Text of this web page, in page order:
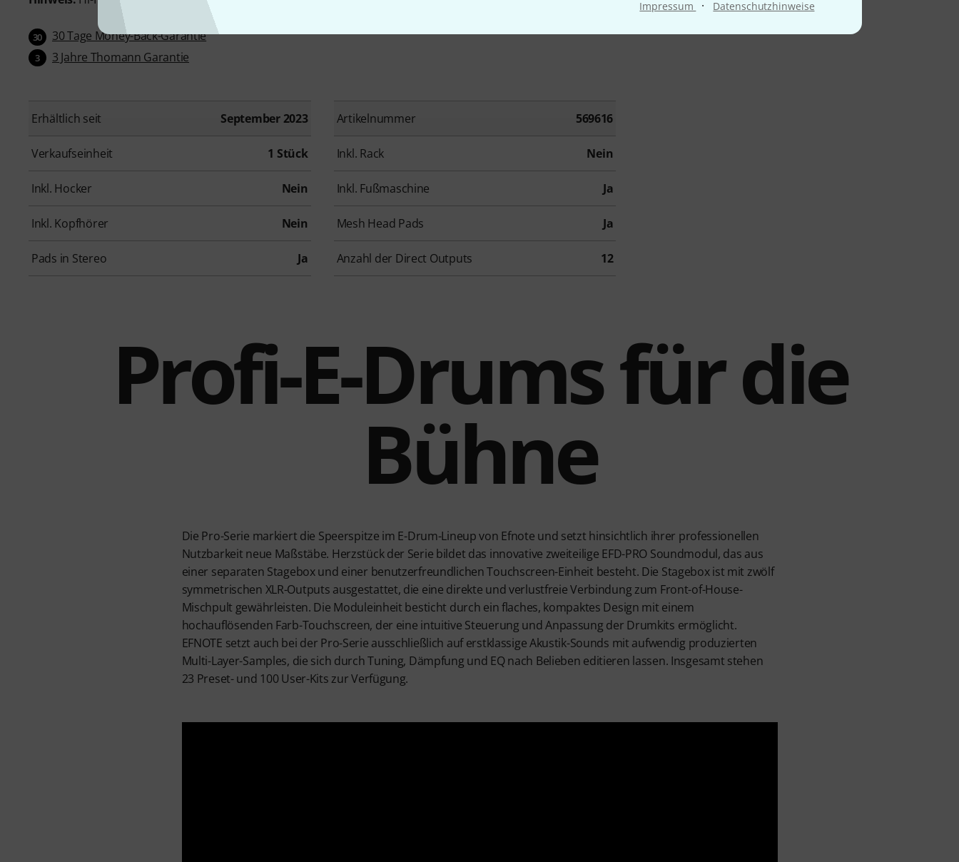
Impressum · Datenschutzhinweise
30 30 Tage Money-Back-Garantie
3 3 Jahre Thomann Garantie
Erhältlich seit September 2023 Artikelnummer 569616
Verkaufseinheit 1 Stück Inkl. Rack Nein
Inkl. Hocker Nein Inkl. Fußmaschine Ja
Inkl. Kopfhörer Nein Mesh Head Pads Ja
Pads in Stereo Ja Anzahl der Direct Outputs 12
Profi-E-Drums für die
Bühne
Die Pro-Serie markiert die Speerspitze im E-Drum-Lineup von Efnote und setzt hinsichtlich ihrer professionellen
Nutzbarkeit neue Maßstäbe. Herzstück der Serie bildet das innovative zweiteilige EFD-PRO Soundmodul, das aus
einer separaten Stagebox und einer benutzerfreundlichen Touchscreen-Einheit besteht. Die Stagebox ist mit zwölf
symmetrischen XLR-Outputs ausgestattet, die eine direkte und verlustfreie Verbindung zum Front-of-House-
Mischpult gewährleisten. Die Moduleinheit besticht durch ein flaches, kompaktes Design mit einem
hochauflösenden Farb-Touchscreen, der eine intuitive Steuerung und Anpassung der Drumkits ermöglicht.
EFNOTE setzt auch bei der Pro-Serie ausschließlich auf erstklassige Akustik-Sounds mit aufwendig produzierten
Multi-Layer-Samples, die sich durch Tuning, Dämpfung und EQ nach Belieben editieren lassen. Insgesamt stehen
23 Preset- und 100 User-Kits zur Verfügung.